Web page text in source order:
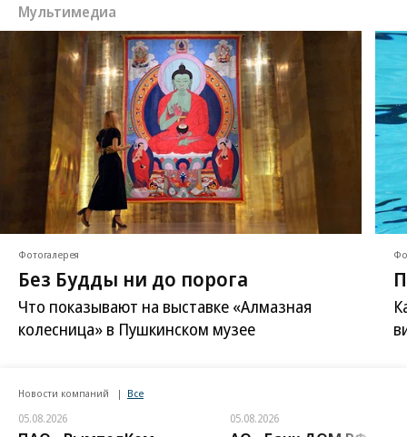
Мультимедиа
Фотогалерея
Без Будды ни до порога
Что показывают на выставке «Алмазная
колесница» в Пушкинском музее
Новости компаний Все
05.08.2026 05.08.2026